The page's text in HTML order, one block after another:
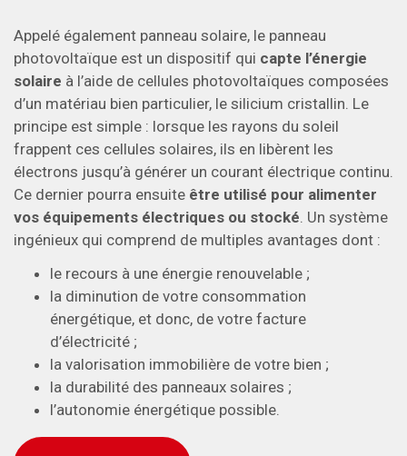
Appelé également panneau solaire, le panneau
photovoltaïque est un dispositif qui capte l’énergie
solaire à l’aide de cellules photovoltaïques composées
d’un matériau bien particulier, le silicium cristallin. Le
principe est simple : lorsque les rayons du soleil
frappent ces cellules solaires, ils en libèrent les
électrons jusqu’à générer un courant électrique continu.
Ce dernier pourra ensuite être utilisé pour alimenter
vos équipements électriques ou stocké. Un système
ingénieux qui comprend de multiples avantages dont :
le recours à une énergie renouvelable ;
la diminution de votre consommation
énergétique, et donc, de votre facture
d’électricité ;
la valorisation immobilière de votre bien ;
la durabilité des panneaux solaires ;
l’autonomie énergétique possible.